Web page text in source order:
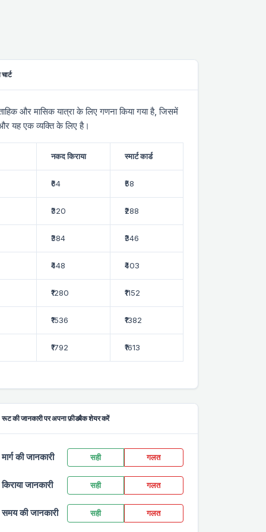
और मासिक यात्रा के लिए गणना किया गया है, जिसमें
यह एक व्यक्ति के लिए है।
नकद किराया स्मार्ट कार्ड
₹64 ₹58
₹320 ₹288
₹384 ₹346
₹448 ₹403
₹1280 ₹1152
₹1536 ₹1382
₹1792 ₹1613
रूट की जानकारी पर अपना फ़ीडबैक शेयर करें
मार्ग की जानकारी सही गलत
किराया जानकारी सही गलत
समय की जानकारी सही गलत